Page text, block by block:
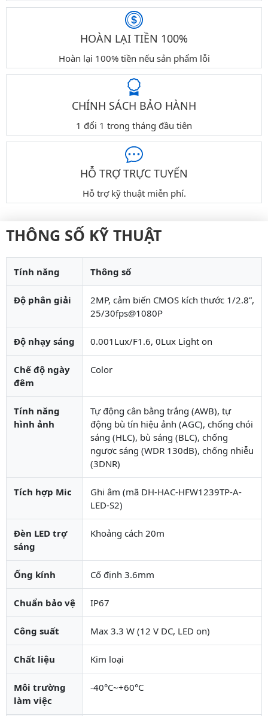
HOÀN LẠI TIỀN 100%
Hoàn lại 100% tiền nếu sản phẩm lỗi
CHÍNH SÁCH BẢO HÀNH
1 đổi 1 trong tháng đầu tiên
HỖ TRỢ TRỰC TUYẾN
Hỗ trợ kỹ thuật miễn phí.
THÔNG SỐ KỸ THUẬT
Tính năng Thông số
Độ phân giải
2MP, cảm biến CMOS kích thước 1/2.8”,
25/30fps@1080P
Độ nhạy sáng 0.001Lux/F1.6, 0Lux Light on
Chế độ ngày
đêm
Color
Tính năng
hình ảnh
Tự động cân bằng trắng (AWB), tự
động bù tín hiệu ảnh (AGC), chống chói
sáng (HLC), bù sáng (BLC), chống
ngược sáng (WDR 130dB), chống nhiễu
(3DNR)
Tích hợp Mic
Ghi âm (mã DH-HAC-HFW1239TP-A-
LED-S2)
Đèn LED trợ
sáng
Khoảng cách 20m
Ống kính Cố định 3.6mm
Chuẩn bảo vệ IP67
Công suất Max 3.3 W (12 V DC, LED on)
Chất liệu Kim loại
Môi trường
làm việc
-40°C~+60°C